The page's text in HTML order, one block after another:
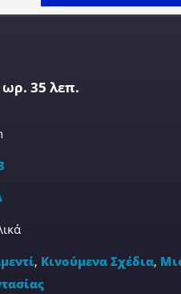
ωρ. 35 λεπ.
, Κινούμενα Σχέδια,